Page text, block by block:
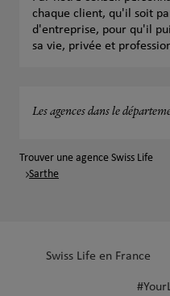
chaque client, qu'il soit
d'entreprise, pour qu'il
sa vie, privée et
Les agences dans le
Trouver une agence Swiss Life
Sarthe
Swiss Life en France